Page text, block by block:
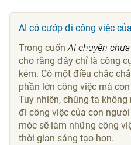
AI có cướp đi công việc
Trong cuốnAI chuyện chưa
cho rằng đây chỉ là công
kém. Có một điều chắc
phần lớn công việc mà
Tuy nhiên, chúng ta
đi công việc của con
móc sẽ làm những công
thời gian sáng tạo hơn.